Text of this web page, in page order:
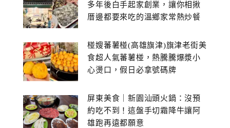
多年後白手起家創業，讓你相揪
厝邊都要來吃的溫鄉家常熱炒餐
椪嫂蕃薯椪(高雄旗津)旗津老街美
食超人氣蕃薯椪，熱騰騰爆漿小
心燙口，假日必拿號碼牌
屏東美食｜新園汕頭火鍋：沒預
約吃不到！這盤手切霜降牛讓阿
雄跑再遠都願意